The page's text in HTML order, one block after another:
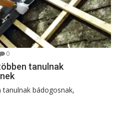
0
tanulnak
bádogosnak,